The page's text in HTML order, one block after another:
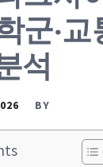
군·
석
BY